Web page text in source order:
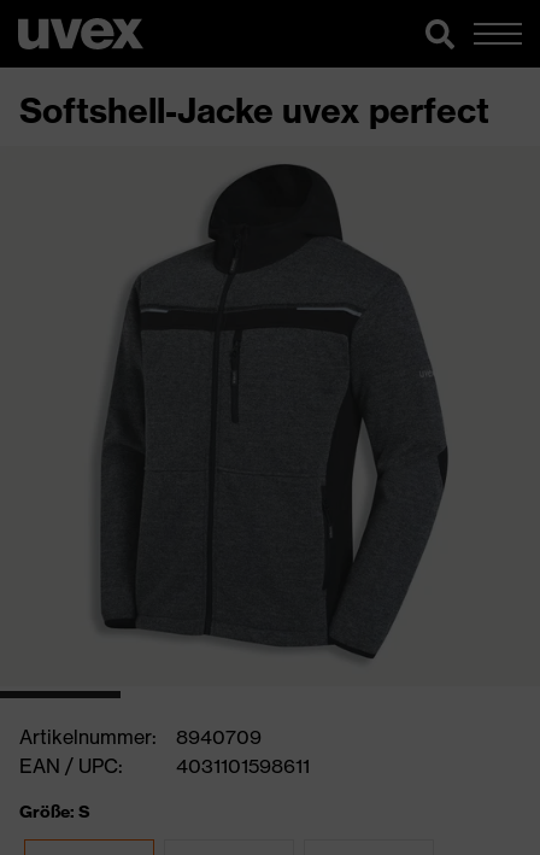
Softshell-Jacke uvex perfect
Artikelnummer:
8940709
EAN / UPC:
4031101598611
Größe: S